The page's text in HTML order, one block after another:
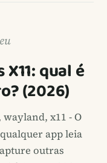
qual é
(2026)
wayland, x11 - O
app leia
outras